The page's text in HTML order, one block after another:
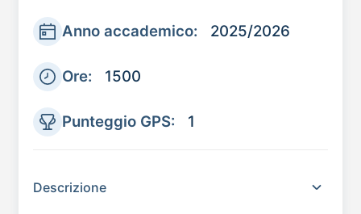
Anno accademico: 2025/2026
Ore: 1500
Punteggio GPS: 1
Descrizione